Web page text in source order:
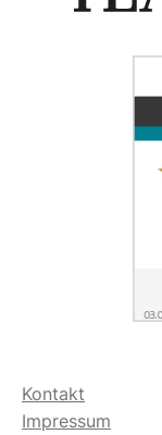
Kontakt
Impressum